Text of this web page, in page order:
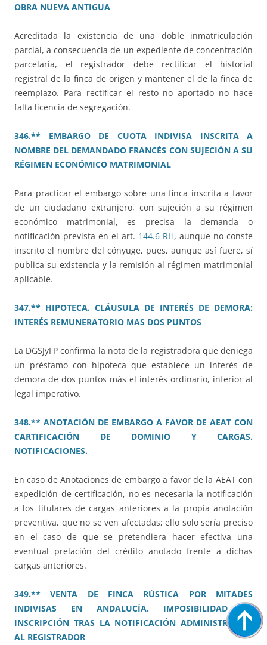
OBRA NUEVA ANTIGUA
Acreditada la existencia de una doble inmatriculación
parcial, a consecuencia de un expediente de concentración
parcelaria, el registrador debe rectificar el historial
registral de la finca de origen y mantener el de la finca de
reemplazo. Para rectificar el resto no aportado no hace
falta licencia de segregación.
346.** EMBARGO DE CUOTA INDIVISA INSCRITA A
NOMBRE DEL DEMANDADO FRANCÉS CON SUJECIÓN A SU
RÉGIMEN ECONÓMICO MATRIMONIAL
Para practicar el embargo sobre una finca inscrita a favor
de un ciudadano extranjero, con sujeción a su régimen
económico matrimonial, es precisa la demanda o
notificación prevista en el art. 144.6 RH, aunque no conste
inscrito el nombre del cónyuge, pues, aunque así fuere, sí
publica su existencia y la remisión al régimen matrimonial
aplicable.
347.** HIPOTECA. CLÁUSULA DE INTERÉS DE DEMORA:
INTERÉS REMUNERATORIO MAS DOS PUNTOS
La DGSJyFP confirma la nota de la registradora que deniega
un préstamo con hipoteca que establece un interés de
demora de dos puntos más el interés ordinario, inferior al
legal imperativo.
348.** ANOTACIÓN DE EMBARGO A FAVOR DE AEAT CON
CARTIFICACIÓN DE DOMINIO Y CARGAS.
NOTIFICACIONES.
En caso de Anotaciones de embargo a favor de la AEAT con
expedición de certificación, no es necesaria la notificación
a los titulares de cargas anteriores a la propia anotación
preventiva, que no se ven afectadas; ello solo sería preciso
en el caso de que se pretendiera hacer efectiva una
eventual prelación del crédito anotado frente a dichas
cargas anteriores.
349.** VENTA DE FINCA RÚSTICA POR MITADES
INDIVISAS EN ANDALUCÍA. IMPOSIBILIDAD DE
INSCRIPCIÓN TRAS LA NOTIFICACIÓN ADMINISTRATIVA
AL REGISTRADOR